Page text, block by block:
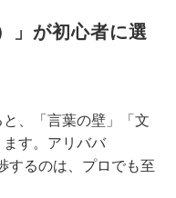
」が初心者に選
、「言葉の壁」「文
す。アリババ
するのは、プロでも至